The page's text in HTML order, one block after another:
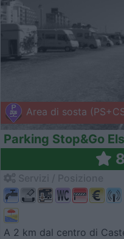
Area di sosta
Parking Stop&Go
A 2 km dal centro di